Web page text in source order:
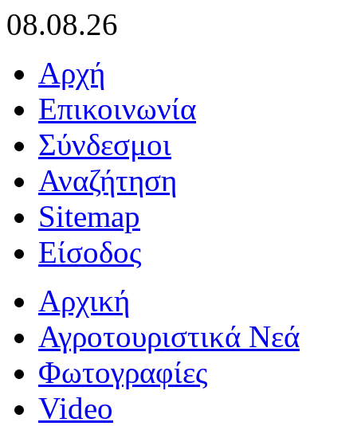
08.08.26
Αρχή
Επικοινωνία
Σύνδεσμοι
Αναζήτηση
Sitemap
Είσοδος
Αρχική
Αγροτουριστικά Νεά
Φωτογραφίες
Video